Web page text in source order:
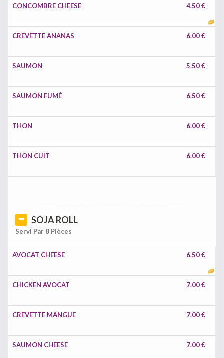
CONCOMBRE CHEESE 4.50 €
CREVETTE ANANAS 6.00 €
SAUMON 5.50 €
SAUMON FUMÉ 6.50 €
THON 6.00 €
THON CUIT 6.00 €
SOJA ROLL
Servi Par 8 Pièces
AVOCAT CHEESE 6.50 €
CHICKEN AVOCAT 7.00 €
CREVETTE MANGUE 7.00 €
SAUMON CHEESE 7.00 €